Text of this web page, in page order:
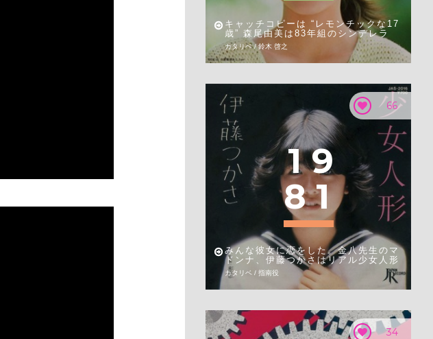
キャッチコピーは “レモンチックな17
歳” 森尾由美は83年組のシンデレラ
カタリベ / 鈴木 啓之
66
1 9
8 1
みんな彼女に恋をした。金八先生のマ
ドンナ、伊藤つかさはリアル少女人形
カタリベ / 指南役
34